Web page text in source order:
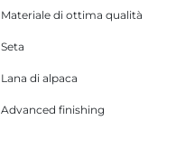
Materiale di ottima qualità
Seta
Lana di alpaca
Advanced finishing